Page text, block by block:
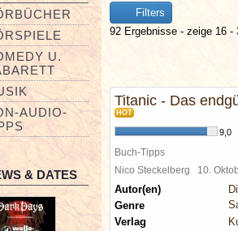
U.
AUDIO-
& DATES
Filters
92 Ergebnisse - zeige 16 -
Titanic - Das
HOT
9,0
Buch-Tipps
Nico Steckelberg 10.
Autor(en)
Genre
Verlag